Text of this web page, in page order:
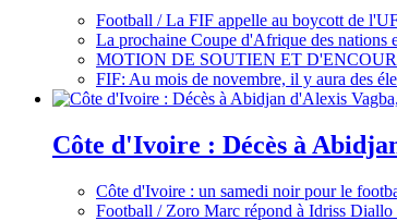
Football / La FIF appelle au boycott de
La prochaine Coupe d'Afrique des nations
MOTION DE SOUTIEN ET
FIF: Au mois de novembre, il y aura des
Côte d'Ivoire : Décès à
Côte d'Ivoire : un samedi noir pour le
Football / Zoro Marc répond à Idriss Diallo